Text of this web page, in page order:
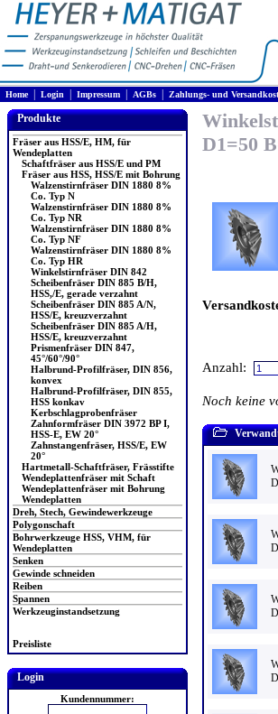
Home| Login Impressum AGBs Zahlungs- und
Produkte
Fräser aus HSS/E, HM, für
Wendeplatten
Schaftfräser aus HSS/E und PM
Fräser aus HSS, HSS/E mit Bohrung
Walzenstirnfräser DIN 1880 8%
Co. Typ N
Walzenstirnfräser DIN 1880 8%
Co. Typ NR
Walzenstirnfräser DIN 1880 8%
Co. Typ NF
Walzenstirnfräser DIN 1880 8%
Co. Typ HR
Winkelstirnfräser DIN 842
Scheibenfräser DIN 885 B/H,
HSS,/E, gerade verzahnt
Scheibenfräser DIN 885 A/N,
HSS/E, kreuzverzahnt
Scheibenfräser DIN 885 A/H,
HSS/E, kreuzverzahnt
Prismenfräser DIN 847,
45°/60°/90°
Halbrund-Profilfräser, DIN 856,
konvex
Halbrund-Profilfräser, DIN 855,
HSS konkav
Kerbschlagprobenfräser
Zahnformfräser DIN 3972 BP I,
HSS-E, EW 20°
Zahnstangenfräser, HSS/E, EW
20°
Hartmetall-Schaftfräser, Frässtifte
Wendeplattenfräser mit Schaft
Wendeplattenfräser mit Bohrung
Wendeplatten
Dreh, Stech, Gewindewerkzeuge
Polygonschaft
Bohrwerkzeuge HSS, VHM, für
Wendeplatten
Senken
Gewinde schneiden
Reiben
Spannen
Werkzeuginstandsetzung
Preisliste
Login
Kundennummer:
D1=50
Anzahl:
Noch keine